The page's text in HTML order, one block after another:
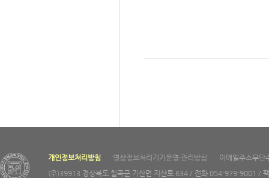
개인정보처리방침 영상정보처리기기운영·관리방침
이메일주소무단
(우)39913 경상북도 칠곡군 기산면 지산로 634 / 전화 054-979-9001 /